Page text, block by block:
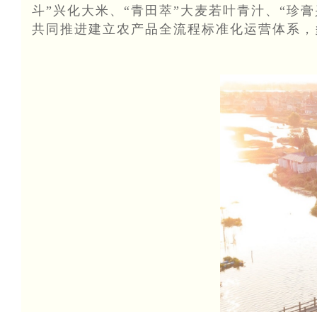
斗”兴化大米、“青田萃”大麦若叶青汁、“珍
共同推进建立农产品全流程标准化运营体系